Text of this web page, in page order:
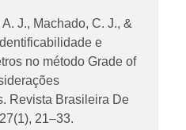
J., Machado, C. J., &
e
no método Grade of
Revista Brasileira De
27(1), 21–33.